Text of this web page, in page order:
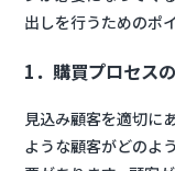
出しを行うためのポ
1．購買プロセス
見込み顧客を適切に
ような顧客がどのよ